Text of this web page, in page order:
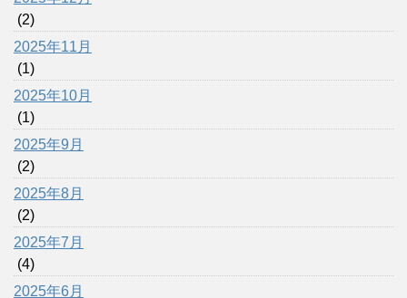
(2)
2025年11月
(1)
2025年10月
(1)
2025年9月
(2)
2025年8月
(2)
2025年7月
(4)
2025年6月